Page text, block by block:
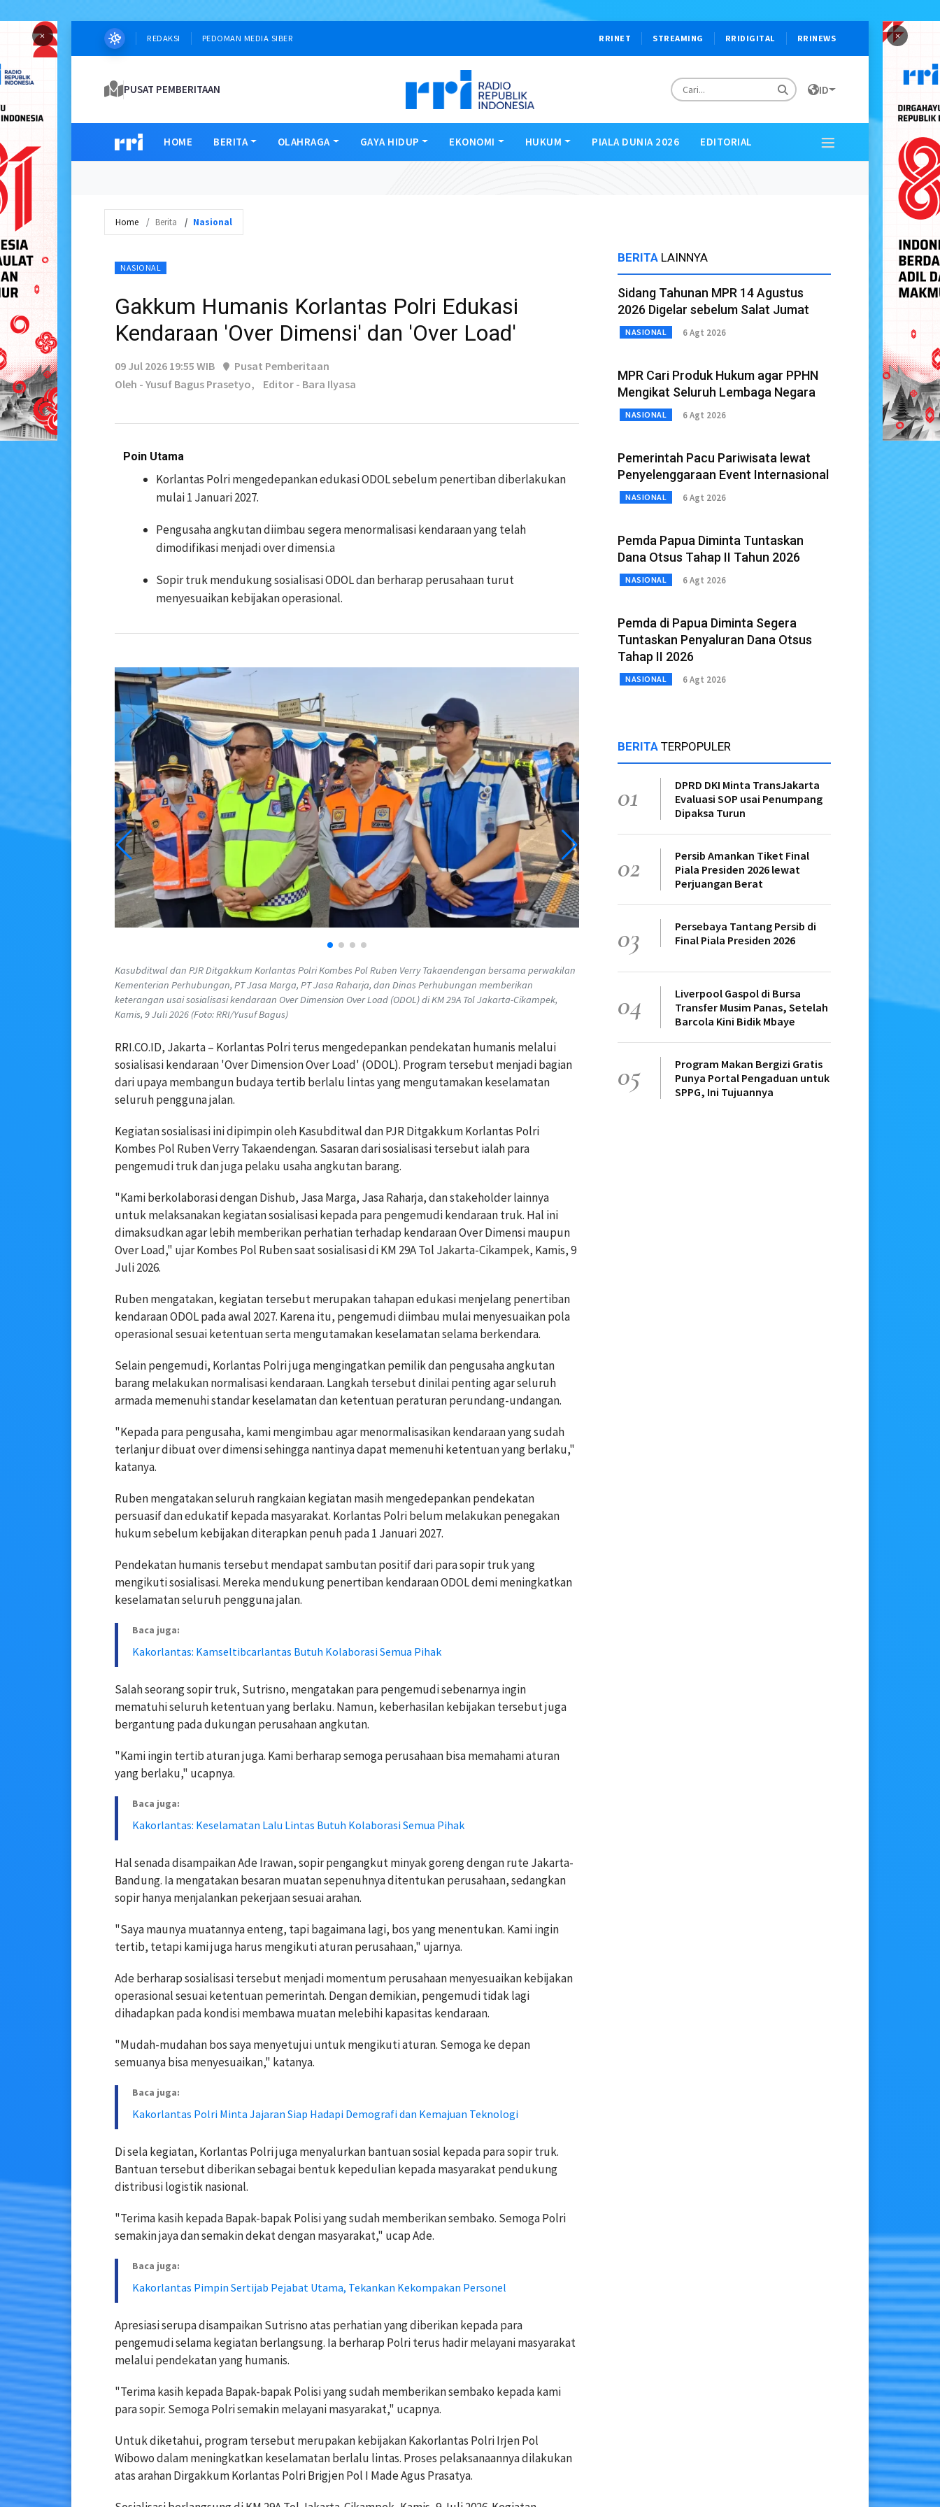
× ×
REDAKSI PEDOMAN MEDIA SIBER RRINET STREAMING RRIDIGITAL RRINEWS
PUSAT PEMBERITAAN ID
HOME BERITA OLAHRAGA GAYA HIDUP EKONOMI HUKUM PIALA DUNIA 2026 EDITORIAL
Home Berita Nasional
NASIONAL
Gakkum Humanis Korlantas Polri Edukasi
Kendaraan 'Over Dimensi' dan 'Over Load'
09 Jul 2026 19:55 WIB
Pusat Pemberitaan
Oleh - Yusuf Bagus Prasetyo,
Editor - Bara Ilyasa
Poin Utama
Korlantas Polri mengedepankan edukasi ODOL sebelum penertiban diberlakukan
mulai 1 Januari 2027.
Pengusaha angkutan diimbau segera menormalisasi kendaraan yang telah
dimodifikasi menjadi over dimensi.a
Sopir truk mendukung sosialisasi ODOL dan berharap perusahaan turut
menyesuaikan kebijakan operasional.
Kasubditwal dan PJR Ditgakkum Korlantas Polri Kombes Pol Ruben Verry Takaendengan bersama perwakilan
Kementerian Perhubungan, PT Jasa Marga, PT Jasa Raharja, dan Dinas Perhubungan memberikan
keterangan usai sosialisasi kendaraan Over Dimension Over Load (ODOL) di KM 29A Tol Jakarta-Cikampek,
Kamis, 9 Juli 2026 (Foto: RRI/Yusuf Bagus)
RRI.CO.ID, Jakarta – Korlantas Polri terus mengedepankan pendekatan humanis melalui
sosialisasi kendaraan 'Over Dimension Over Load' (ODOL). Program tersebut menjadi bagian
dari upaya membangun budaya tertib berlalu lintas yang mengutamakan keselamatan
seluruh pengguna jalan.
Kegiatan sosialisasi ini dipimpin oleh Kasubditwal dan PJR Ditgakkum Korlantas Polri
Kombes Pol Ruben Verry Takaendengan. Sasaran dari sosialisasi tersebut ialah para
pengemudi truk dan juga pelaku usaha angkutan barang.
"Kami berkolaborasi dengan Dishub, Jasa Marga, Jasa Raharja, dan stakeholder lainnya
untuk melaksanakan kegiatan sosialisasi kepada para pengemudi kendaraan truk. Hal ini
dimaksudkan agar lebih memberikan perhatian terhadap kendaraan Over Dimensi maupun
Over Load," ujar Kombes Pol Ruben saat sosialisasi di KM 29A Tol Jakarta-Cikampek, Kamis, 9
Juli 2026.
Ruben mengatakan, kegiatan tersebut merupakan tahapan edukasi menjelang penertiban
kendaraan ODOL pada awal 2027. Karena itu, pengemudi diimbau mulai menyesuaikan pola
operasional sesuai ketentuan serta mengutamakan keselamatan selama berkendara.
Selain pengemudi, Korlantas Polri juga mengingatkan pemilik dan pengusaha angkutan
barang melakukan normalisasi kendaraan. Langkah tersebut dinilai penting agar seluruh
armada memenuhi standar keselamatan dan ketentuan peraturan perundang-undangan.
"Kepada para pengusaha, kami mengimbau agar menormalisasikan kendaraan yang sudah
terlanjur dibuat over dimensi sehingga nantinya dapat memenuhi ketentuan yang berlaku,"
katanya.
Ruben mengatakan seluruh rangkaian kegiatan masih mengedepankan pendekatan
persuasif dan edukatif kepada masyarakat. Korlantas Polri belum melakukan penegakan
hukum sebelum kebijakan diterapkan penuh pada 1 Januari 2027.
Pendekatan humanis tersebut mendapat sambutan positif dari para sopir truk yang
mengikuti sosialisasi. Mereka mendukung penertiban kendaraan ODOL demi meningkatkan
keselamatan seluruh pengguna jalan.
Baca juga:
Kakorlantas: Kamseltibcarlantas Butuh Kolaborasi Semua Pihak
Salah seorang sopir truk, Sutrisno, mengatakan para pengemudi sebenarnya ingin
mematuhi seluruh ketentuan yang berlaku. Namun, keberhasilan kebijakan tersebut juga
bergantung pada dukungan perusahaan angkutan.
"Kami ingin tertib aturan juga. Kami berharap semoga perusahaan bisa memahami aturan
yang berlaku," ucapnya.
Baca juga:
Kakorlantas: Keselamatan Lalu Lintas Butuh Kolaborasi Semua Pihak
Hal senada disampaikan Ade Irawan, sopir pengangkut minyak goreng dengan rute Jakarta-
Bandung. Ia mengatakan besaran muatan sepenuhnya ditentukan perusahaan, sedangkan
sopir hanya menjalankan pekerjaan sesuai arahan.
"Saya maunya muatannya enteng, tapi bagaimana lagi, bos yang menentukan. Kami ingin
tertib, tetapi kami juga harus mengikuti aturan perusahaan," ujarnya.
Ade berharap sosialisasi tersebut menjadi momentum perusahaan menyesuaikan kebijakan
operasional sesuai ketentuan pemerintah. Dengan demikian, pengemudi tidak lagi
dihadapkan pada kondisi membawa muatan melebihi kapasitas kendaraan.
"Mudah-mudahan bos saya menyetujui untuk mengikuti aturan. Semoga ke depan
semuanya bisa menyesuaikan," katanya.
Baca juga:
Kakorlantas Polri Minta Jajaran Siap Hadapi Demografi dan Kemajuan Teknologi
Di sela kegiatan, Korlantas Polri juga menyalurkan bantuan sosial kepada para sopir truk.
Bantuan tersebut diberikan sebagai bentuk kepedulian kepada masyarakat pendukung
distribusi logistik nasional.
"Terima kasih kepada Bapak-bapak Polisi yang sudah memberikan sembako. Semoga Polri
semakin jaya dan semakin dekat dengan masyarakat," ucap Ade.
Baca juga:
Kakorlantas Pimpin Sertijab Pejabat Utama, Tekankan Kekompakan Personel
Apresiasi serupa disampaikan Sutrisno atas perhatian yang diberikan kepada para
pengemudi selama kegiatan berlangsung. Ia berharap Polri terus hadir melayani masyarakat
melalui pendekatan yang humanis.
"Terima kasih kepada Bapak-bapak Polisi yang sudah memberikan sembako kepada kami
para sopir. Semoga Polri semakin melayani masyarakat," ucapnya.
Untuk diketahui, program tersebut merupakan kebijakan Kakorlantas Polri Irjen Pol
Wibowo dalam meningkatkan keselamatan berlalu lintas. Proses pelaksanaannya dilakukan
atas arahan Dirgakkum Korlantas Polri Brigjen Pol I Made Agus Prasatya.
BERITA LAINNYA
Sidang Tahunan MPR 14 Agustus
2026 Digelar sebelum Salat Jumat
NASIONAL 6 Agt 2026
MPR Cari Produk Hukum agar PPHN
Mengikat Seluruh Lembaga Negara
NASIONAL 6 Agt 2026
Pemerintah Pacu Pariwisata lewat
Penyelenggaraan Event Internasional
NASIONAL 6 Agt 2026
Pemda Papua Diminta Tuntaskan
Dana Otsus Tahap II Tahun 2026
NASIONAL 6 Agt 2026
Pemda di Papua Diminta Segera
Tuntaskan Penyaluran Dana Otsus
Tahap II 2026
NASIONAL 6 Agt 2026
BERITA TERPOPULER
01
DPRD DKI Minta TransJakarta
Evaluasi SOP usai Penumpang
Dipaksa Turun
02
Persib Amankan Tiket Final
Piala Presiden 2026 lewat
Perjuangan Berat
03
Persebaya Tantang Persib di
Final Piala Presiden 2026
04
Liverpool Gaspol di Bursa
Transfer Musim Panas, Setelah
Barcola Kini Bidik Mbaye
05
Program Makan Bergizi Gratis
Punya Portal Pengaduan untuk
SPPG, Ini Tujuannya